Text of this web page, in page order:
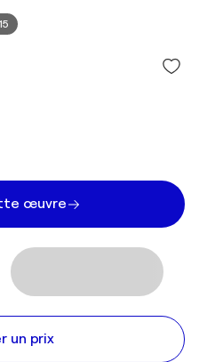
15
œuvre
un prix